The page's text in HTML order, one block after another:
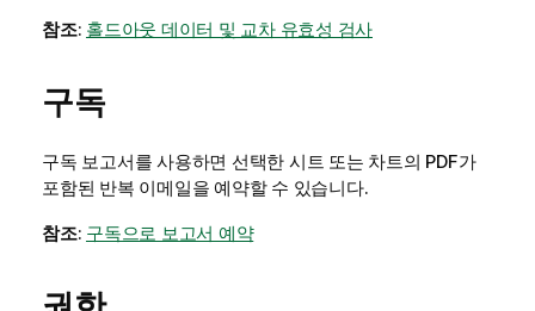
참조: 홀드아웃 데이터 및 교차 유효성 검사
구독
구독 보고서를 사용하면 선택한 시트 또는 차트의 PDF가
포함된 반복 이메일을 예약할 수 있습니다.
참조: 구독으로 보고서 예약